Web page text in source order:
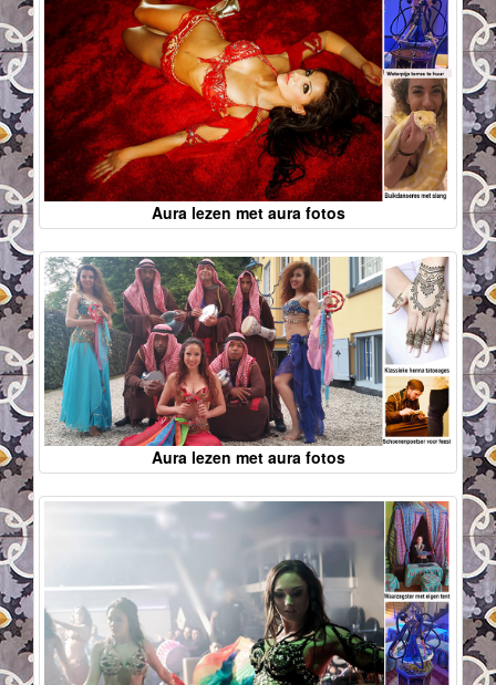
Aura lezen met aura fotos
Aura lezen met aura fotos